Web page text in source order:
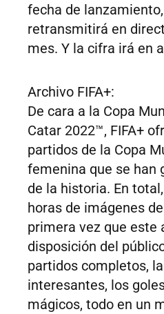
fecha de lanzamiento,
retransmitirá en
mes. Y la cifra irá en
Archivo FIFA+:
De cara a la Copa
Catar 2022™, FIFA+
partidos de la Copa
femenina que se han
de la historia. En
horas de imágenes
primera vez que este
disposición del
partidos completos,
interesantes, los
mágicos, todo en un